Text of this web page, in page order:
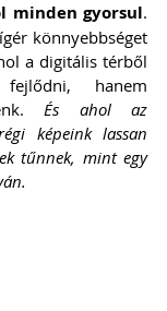
minden gyorsul.
könnyebbséget
a digitális térből
hanem
És ahol az
képeink lassan
tűnnek, mint egy